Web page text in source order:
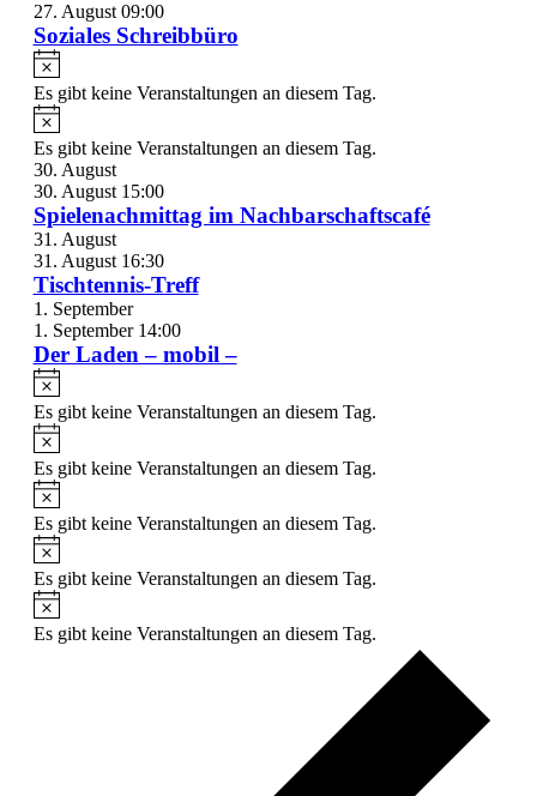
27. August 09:00
Soziales Schreibbüro
Es gibt keine Veranstaltungen an diesem Tag.
Es gibt keine Veranstaltungen an diesem Tag.
30. August
30. August 15:00
Spielenachmittag im Nachbarschaftscafé
31. August
31. August 16:30
Tischtennis-Treff
1. September
1. September 14:00
Der Laden – mobil –
Es gibt keine Veranstaltungen an diesem Tag.
Es gibt keine Veranstaltungen an diesem Tag.
Es gibt keine Veranstaltungen an diesem Tag.
Es gibt keine Veranstaltungen an diesem Tag.
Es gibt keine Veranstaltungen an diesem Tag.